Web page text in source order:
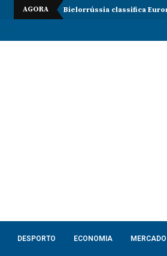
AGORA Bielorrússia classifica
DESPORTO ECONOMIA MERCADO